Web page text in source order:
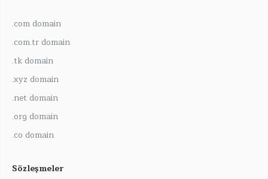
.com domain
.com.tr domain
.tk domain
.xyz domain
.net domain
.org domain
.co domain
Sözleşmeler